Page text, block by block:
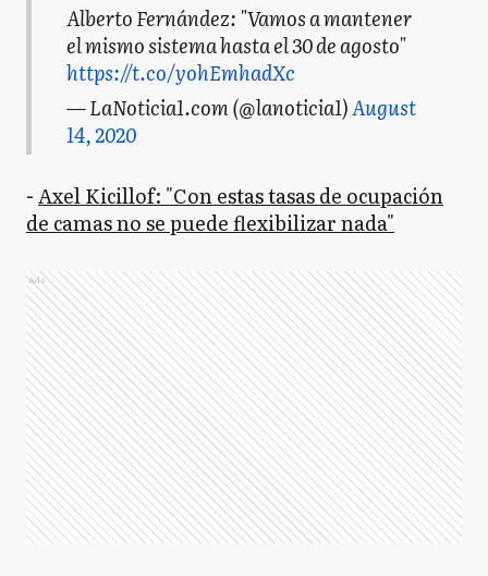
Alberto Fernández: "Vamos a mantener
el mismo sistema hasta el 30 de agosto"
https://t.co/yohEmhadXc
— LaNoticia1.com (@lanoticia1)August
14, 2020
-Axel Kicillof: "Con estas tasas de ocupación
de camas no se puede flexibilizar nada"
Ads